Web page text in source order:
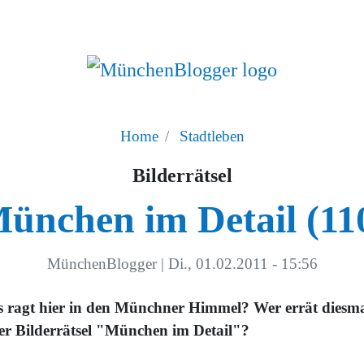
Home Stadtleben
Bilderrätsel
im Detail
MünchenBlogger | Di., 01.02.2011 - 15:56
ragt hier in den Münchner Himmel? Wer errät
Bilderrätsel "München im Detail"?